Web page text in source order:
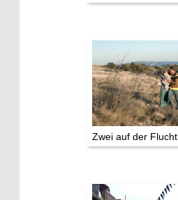
Zwei auf der Flucht